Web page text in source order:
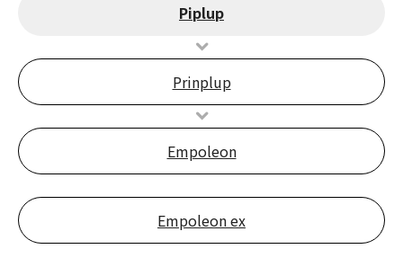
Piplup
Prinplup
Empoleon
Empoleon ex